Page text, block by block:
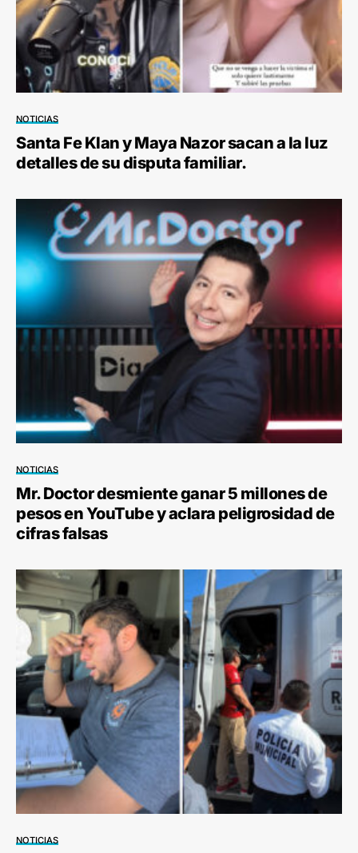
NOTICIAS
Santa Fe Klan y Maya Nazor sacan a la luz
detalles de su disputa familiar.
NOTICIAS
Mr. Doctor desmiente ganar 5 millones de
pesos en YouTube y aclara peligrosidad de
cifras falsas
NOTICIAS